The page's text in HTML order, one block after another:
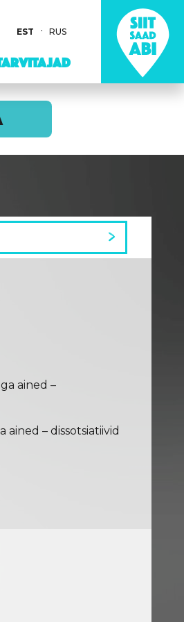
EST RUS
ained –
– dissotsiatiivid